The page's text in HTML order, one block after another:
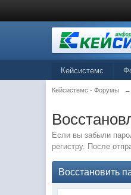
Кейсистемс
Кейсистемс - Форумы →
Если вы забыли
регистру. После
Восстановить